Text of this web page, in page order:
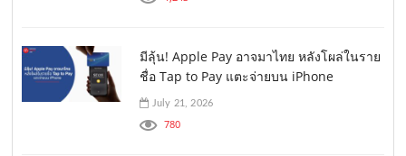
มีลุ้น! Apple Pay อาจมาไทย หลังโผล่ในราย
ชื่อ Tap to Pay แตะจ่ายบน iPhone
July 21, 2026
780